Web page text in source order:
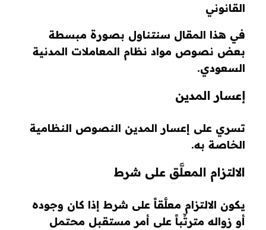
القانوني
في هذا المقال سنتناول بصورة مبسطة
بعض نصوص مواد نظام المعاملات المدنية
السعودي.
إعسار المدين
تسري على إعسار المدين النصوص النظامية
الخاصة به.
الالتزام المعلَّق على شرط
يكون الالتزام معلَّقاً على شرط إذا كان وجوده
أو زواله مترتِّباً على أمر مستقبل محتمل